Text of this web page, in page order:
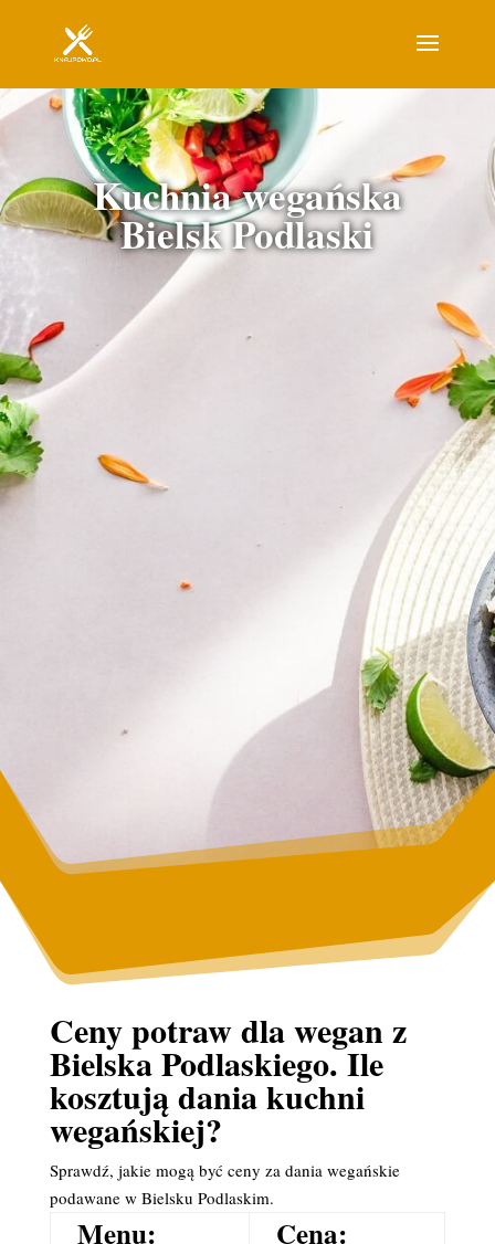
Kuchnia wegańska
Bielsk Podlaski
Ceny potraw dla wegan z
Bielska Podlaskiego. Ile
kosztują dania kuchni
wegańskiej?
Sprawdź, jakie mogą być ceny za dania wegańskie
podawane w Bielsku Podlaskim.
Menu: Cena: